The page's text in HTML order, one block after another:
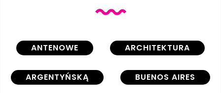
ANTENOWE ARCHITEKTURA
ARGENTYŃSKĄ BUENOS AIRES